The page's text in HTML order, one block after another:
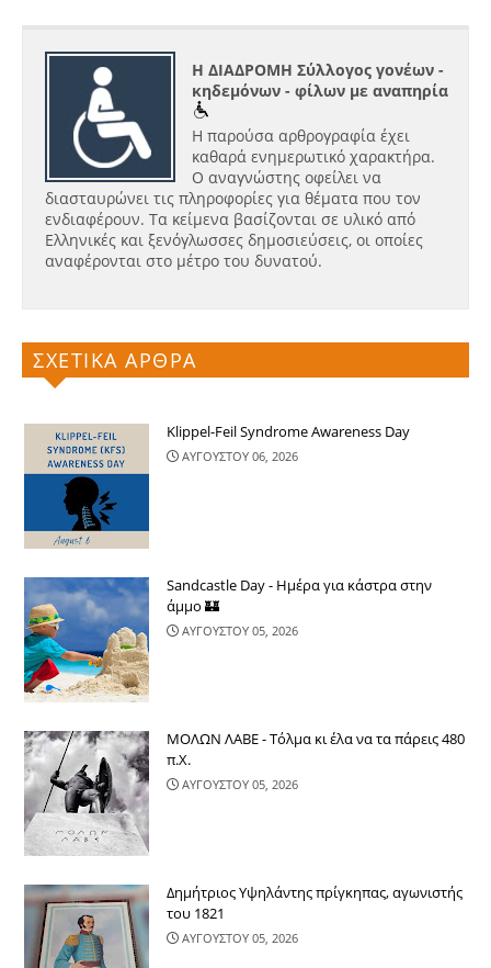
Η ΔΙΑΔΡΟΜΗ Σύλλογος γονέων -
κηδεμόνων - φίλων με αναπηρία
Η παρούσα αρθρογραφία έχει
καθαρά ενημερωτικό χαρακτήρα.
Ο αναγνώστης οφείλει να
διασταυρώνει τις πληροφορίες για θέματα που τον
ενδιαφέρουν. Τα κείμενα βασίζονται σε υλικό από
Ελληνικές και ξενόγλωσσες δημοσιεύσεις, οι οποίες
αναφέρονται στο μέτρο του δυνατού.
ΣΧΕΤΙΚΑ ΑΡΘΡΑ
Klippel-Feil Syndrome Awareness Day
ΑΥΓΟΥΣΤΟΥ 06, 2026
Sandcastle Day - Ημέρα για κάστρα στην
άμμο 🏰
ΑΥΓΟΥΣΤΟΥ 05, 2026
ΜΟΛΩΝ ΛΑΒΕ - Τόλμα κι έλα να τα πάρεις 480
π.Χ.
ΑΥΓΟΥΣΤΟΥ 05, 2026
Δημήτριος Υψηλάντης πρίγκηπας, αγωνιστής
του 1821
ΑΥΓΟΥΣΤΟΥ 05, 2026